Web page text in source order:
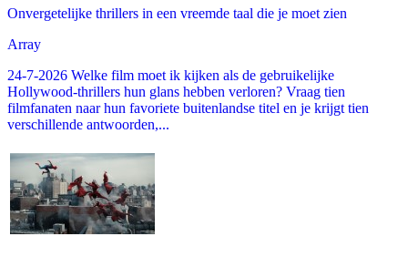
Onvergetelijke thrillers in een vreemde taal die je moet zien
Array
24-7-2026 Welke film moet ik kijken als de gebruikelijke
Hollywood-thrillers hun glans hebben verloren? Vraag tien
filmfanaten naar hun favoriete buitenlandse titel en je krijgt tien
verschillende antwoorden,...